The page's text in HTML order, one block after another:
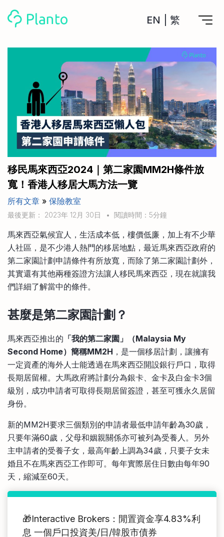
EN 繁
計劃買樓
計劃買樓第一步
全功能記賬
管理及分析所有戶口
管理MPF戶口
一次過管理所有強積金戶口
申請清卡數/私人貸款
CreFIT x Planto推廣優惠
私人貸款
年利率/APR/年息比較
投資戶口 (美股)
比較最抵美股投資戶口
投資戶口 (港股)
比較最抵港股投資戶口
投資加密貨幣
比較最抵Crypto交易所
月供股票計劃
比較最抵月供計劃戶口
比較定存利率
信用卡
比較各種最優惠信用卡
關於我們
Academy
Marketplace
其他網站
手機App與理財資訊
商業解決方案
移民馬來西亞2024｜第二家園MM2H條件放
寬！香港人移居大馬方法一覽
所有文章 » 保險教室
最後更新： 2023年 12月 30日 • 閱讀時間：5分鐘
馬來西亞氣候宜人，生活成本低，樓價低廉，加上有不少華
人社區，是不少港人熱門的移居地點，最近馬來西亞政府的
第二家園計劃申請條件有所放寬，而除了第二家園計劃外，
其實還有其他兩種簽證方法讓人移民馬來西亞，現在就讓我
們詳細了解當中的條件。
甚麼是第二家園計劃？
馬來西亞推出的 「我的第二家園」（Malaysia My
Second Home）簡稱MM2H ，是一個移居計劃，讓擁有
一定資產的海外人士能透過在馬來西亞開設銀行戶口，取得
長期居留權。大馬政府將計劃分為銀卡、金卡及白金卡3個
級別，成功申請者可取得長期居留簽證，甚至可獲永久居留
身份。
新的MM2H要求三個類別的申請者最低申請年齡為30歲，
只要年滿60歲，父母和姻親關係亦可被列為受養人。另外
主申請者的受養子女，最高年齡上調為34歲，只要子女未
婚且不在馬來西亞工作即可。每年實際居住日數由每年90
天，縮減至60天。
🎁Interactive Brokers：閒置資金享4.83%利
息 一個戶口投資美/日/韓股市債券